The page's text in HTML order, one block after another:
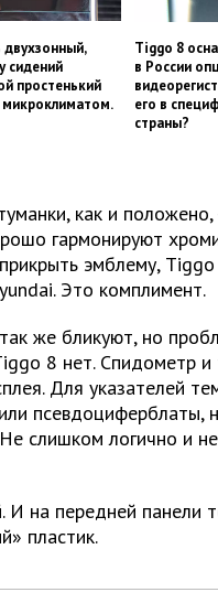
сидений
простенький
микроклиматом.
Tiggo 8
в России
его в
страны?
как и положено,
гармонируют
эмблему,
Это комплимент.
же бликуют, но
8 нет. Спидометр
Для указателей
псевдоциферблаты,
слишком логично и
И на передней панели
пластик.